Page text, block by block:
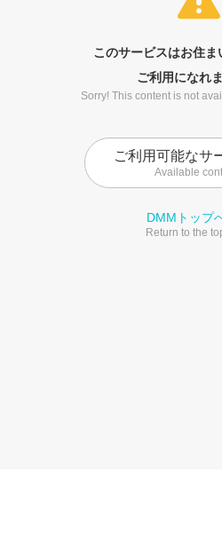
このサービスはお住
ご利用になれま
Sorry! This content is not
ご利用可能なサ
Available
DMMトップ
Return to the